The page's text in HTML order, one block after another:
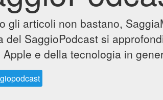
gli articoli non bastano,
del SaggioPodcast si
Apple e della tecnologia in